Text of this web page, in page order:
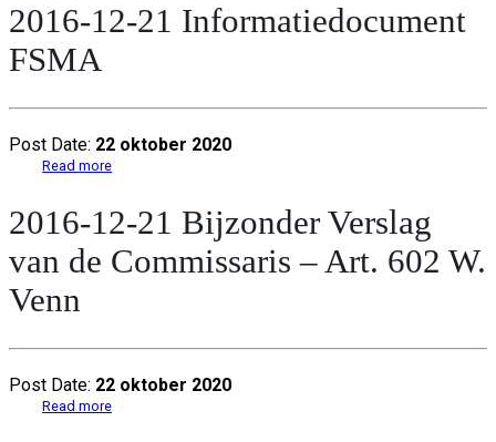
2016-12-21 Informatiedocument
FSMA
Post Date: 22 oktober 2020
Read more
2016-12-21 Bijzonder Verslag
van de Commissaris – Art. 602 W.
Venn
Post Date: 22 oktober 2020
Read more